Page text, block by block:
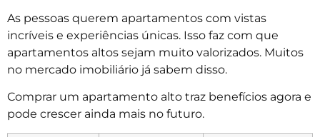
As pessoas querem apartamentos com vistas
incríveis e experiências únicas. Isso faz com que
apartamentos altos sejam muito valorizados. Muitos
no mercado imobiliário já sabem disso.
Comprar um apartamento alto traz benefícios agora e
pode crescer ainda mais no futuro.